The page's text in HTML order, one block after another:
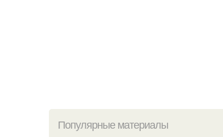
Популярные материалы